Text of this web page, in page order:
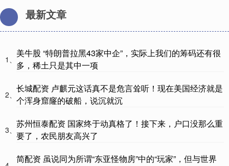
最新文章
1、
美牛股 “特朗普拉黑43家中企”，实际上我们的筹码还有很
多，稀土只是其中一项
2、
长城配资 卢麒元这话真不是危言耸听！现在美国经济就是
个浑身窟窿的破船，说沉就沉
3、
苏州恒泰配资 国家终于动真格了！接下来，户口没那么重
要了，农民朋友高兴了
简配资 虽说同为所谓“东亚怪物房”中的“玩家”，但与世界